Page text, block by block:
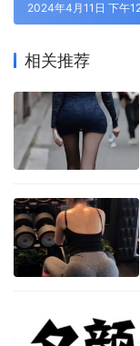
画作，带给观者无
120斤的小王同学
受，更是一次心灵
往忽略了内心的声
的感悟。
2024年4月11日 下午
相关推荐